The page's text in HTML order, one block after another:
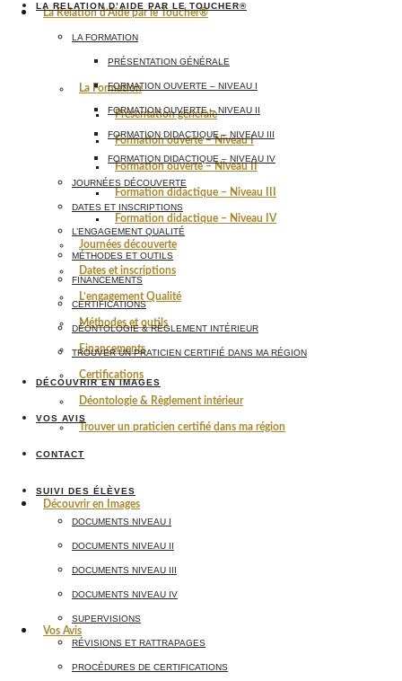
La Relation d’Aide par le Toucher®
La Formation
Présentation générale
Formation ouverte – Niveau I
Formation ouverte – Niveau II
Formation didactique – Niveau III
Formation didactique – Niveau IV
Journées découverte
Dates et inscriptions
L’engagement Qualité
Méthodes et outils
Financements
Certifications
Déontologie & Règlement intérieur
Trouver un praticien certifié dans ma région
Découvrir en Images
Vos Avis
LA RELATION D’AIDE PAR LE TOUCHER®
LA FORMATION
PRÉSENTATION GÉNÉRALE
FORMATION OUVERTE – NIVEAU I
FORMATION OUVERTE – NIVEAU II
FORMATION DIDACTIQUE – NIVEAU III
FORMATION DIDACTIQUE – NIVEAU IV
JOURNÉES DÉCOUVERTE
DATES ET INSCRIPTIONS
L’ENGAGEMENT QUALITÉ
MÉTHODES ET OUTILS
FINANCEMENTS
CERTIFICATIONS
DÉONTOLOGIE & RÈGLEMENT INTÉRIEUR
TROUVER UN PRATICIEN CERTIFIÉ DANS MA RÉGION
DÉCOUVRIR EN IMAGES
VOS AVIS
CONTACT
SUIVI DES ÉLÈVES
DOCUMENTS NIVEAU I
DOCUMENTS NIVEAU II
DOCUMENTS NIVEAU III
DOCUMENTS NIVEAU IV
SUPERVISIONS
RÉVISIONS ET RATTRAPAGES
PROCÉDURES DE CERTIFICATIONS